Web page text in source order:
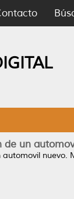
de un
nuevo.